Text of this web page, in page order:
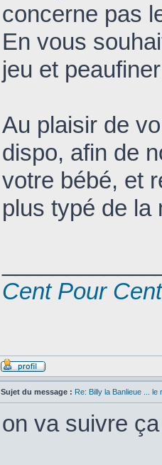
concerne pas
En vous
jeu et
Au plaisir de
dispo, afin de
votre bébé, et
plus typé de la
Cent Pour Cent
Sujet du message : Re: Billy la Banlieue ... le
on va suivre